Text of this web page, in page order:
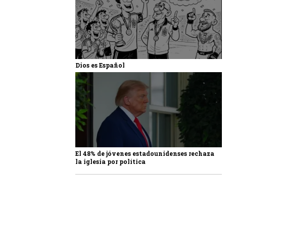
Dios es Español
El 48% de jóvenes estadounidenses rechaza
la iglesia por política